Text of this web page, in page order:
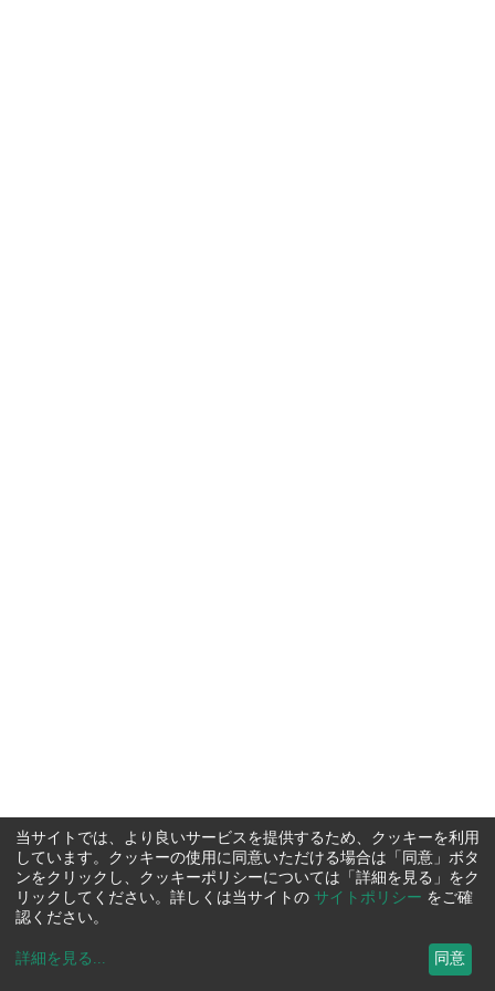
当サイトでは、より良いサービスを提供するため、クッキーを利用
しています。クッキーの使用に同意いただける場合は「同意」ボタ
ンをクリックし、クッキーポリシーについては「詳細を見る」をク
リックしてください。詳しくは当サイトの サイトポリシー をご確
認ください。
詳細を見る ... 同意